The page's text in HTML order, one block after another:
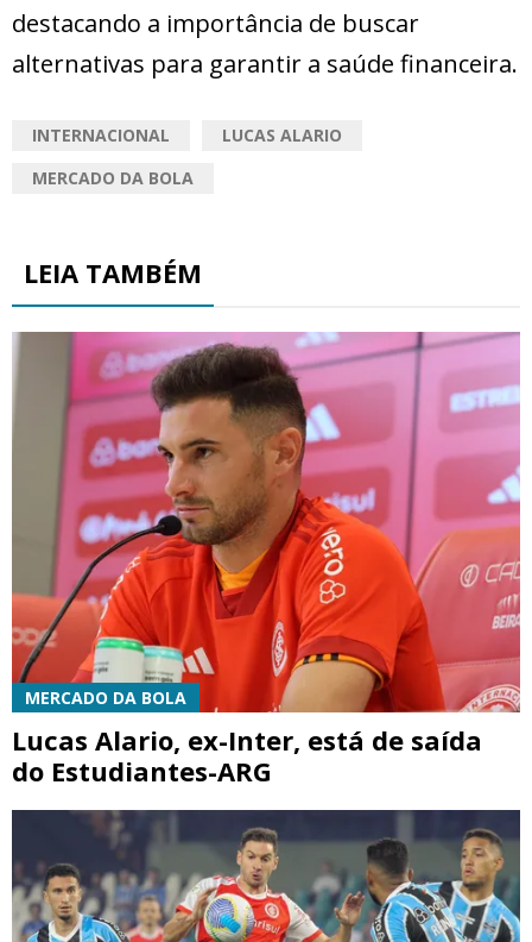
destacando a importância de buscar
alternativas para garantir a saúde financeira.
INTERNACIONAL
LUCAS ALARIO
MERCADO DA BOLA
LEIA TAMBÉM
MERCADO DA BOLA
Lucas Alario, ex-Inter, está de saída
do Estudiantes-ARG